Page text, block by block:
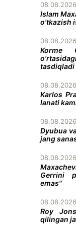
Islam
o'tkazish
Korme
tasdiqladi
Karlos
lanati
Dyubua
jang
Gerrini
emas"
Roy
qilingan